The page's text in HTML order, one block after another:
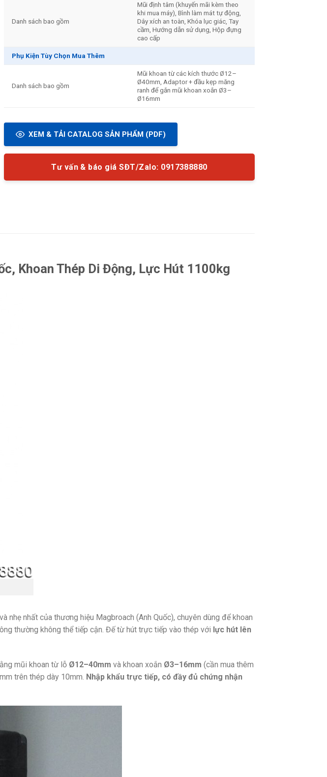
Danh sách bao gồm
Mũi định tâm (khuyến mãi kèm theo
khi mua máy), Bình làm mát tự động,
Dây xích an toàn, Khóa lục giác, Tay
cầm, Hướng dẫn sử dụng, Hộp đựng
cao cấp
Phụ Kiện Tùy Chọn Mua Thêm
Danh sách bao gồm
Mũi khoan từ các kích thước Ø12–
Ø40mm, Adaptor + đầu kẹp măng
ranh để gắn mũi khoan xoắn Ø3–
Ø16mm
XEM & TẢI CATALOG SẢN PHẨM (PDF)
Tư vấn & báo giá SĐT/Zalo: 0917388880
Khoan Thép Di Động, Lực Hút 1100kg
nhẹ nhất của thương hiệu Magbroach (Anh Quốc), chuyên dùng để khoan
thường không thể tiếp cận. Đế từ hút trực tiếp vào thép với lực hút lên
mũi khoan từ lỗ Ø12–40mm và khoan xoắn Ø3–16mm (cần mua thêm
trên thép dày 10mm. Nhập khẩu trực tiếp, có đầy đủ chứng nhận